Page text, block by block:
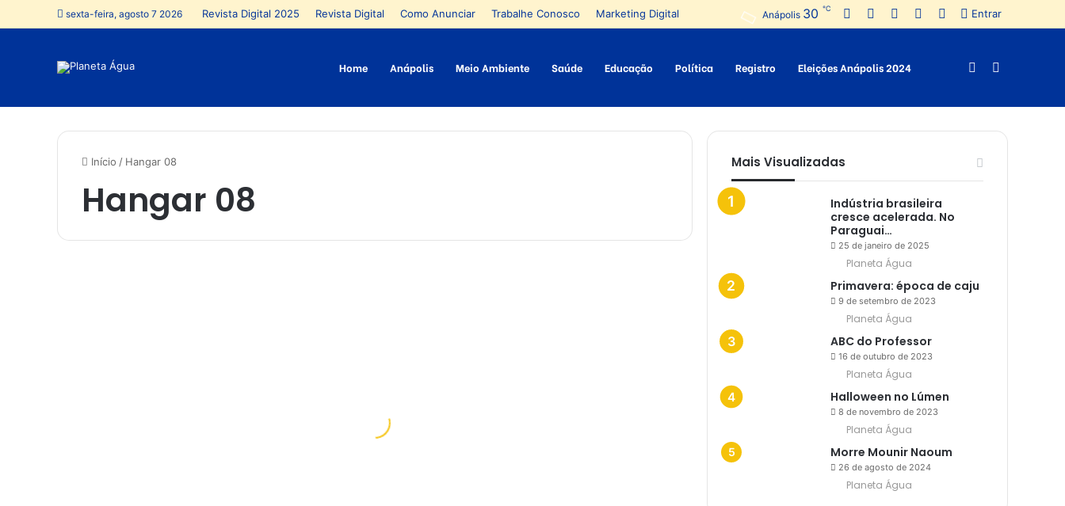
sexta-feira, agosto 7 2026 Revista Digital 2025 Revista Digital Como Anunciar Trabalhe Conosco Marketing Digital Entrar
Instagram
YouTube
Pinterest
Twitter
Facebook
Anápolis 30 ℃
Home Anápolis Meio Ambiente Saúde Educação Política Registro Eleições Anápolis 2024 Switch
Início / Hangar 08
Hangar 08
Mais Visualizadas
Indústria brasileira
cresce acelerada. No
Paraguai…
25 de janeiro de 2025
Planeta Água
Primavera: época de caju
9 de setembro de 2023
Planeta Água
ABC do Professor
16 de outubro de 2023
Planeta Água
Halloween no Lúmen
8 de novembro de 2023
Planeta Água
Morre Mounir Naoum
26 de agosto de 2024
Planeta Água